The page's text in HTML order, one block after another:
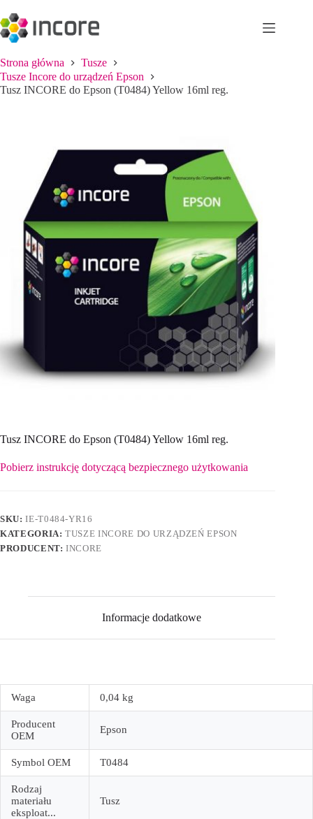
do
treści
Strona główna
Tusze
Tusze Incore do urządzeń Epson
Tusz INCORE do Epson (T0484) Yellow 16ml reg.
Tusz INCORE do Epson (T0484) Yellow 16ml reg.
Pobierz instrukcję dotyczącą bezpiecznego użytkowania
SKU:IE-T0484-YR16
KATEGORIA:TUSZE INCORE DO URZĄDZEŃ EPSON
PRODUCENT:INCORE
Informacje dodatkowe
Waga 0,04 kg
Producent
OEM
Epson
Symbol OEM T0484
Rodzaj
materiału
eksploat...
Tusz